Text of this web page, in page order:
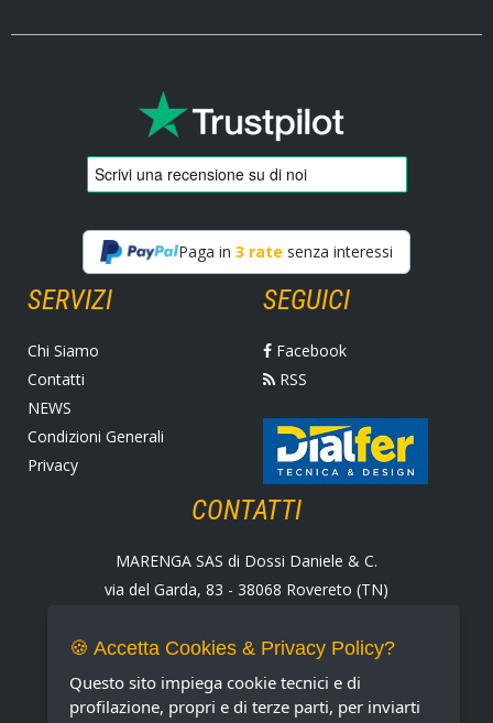
Paga in 3 rate senza interessi
SERVIZI
Chi Siamo
Contatti
NEWS
Condizioni Generali
Privacy
SEGUICI
Facebook
RSS
CONTATTI
MARENGA SAS di Dossi Daniele & C.
via del Garda, 83 - 38068 Rovereto (TN)
Fax +39 0464 430938
E-mail: marenga@marenga.it
Partita IVA IT02232370227
🍪 Accetta Cookies & Privacy Policy?
Questo sito impiega cookie tecnici e di
profilazione, propri e di terze parti, per inviarti